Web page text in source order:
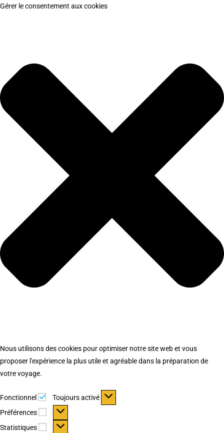
Gérer le consentement aux cookies
Nous utilisons des cookies pour optimiser notre site web et vous
proposer l'expérience la plus utile et agréable dans la préparation de
votre voyage.
Fonctionnel Fonctionnel
Toujours activé
Préférences
Préférences
Statistiques Statistiques